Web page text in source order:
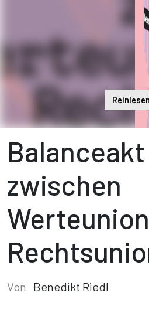
Reinlesen
Balanceakt
zwischen
Von Benedikt Riedl